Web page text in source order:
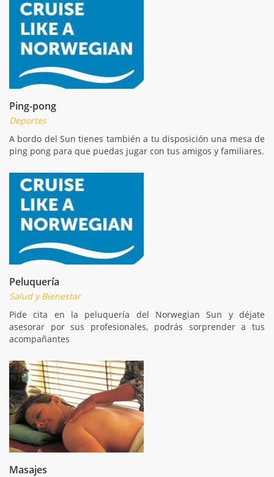
Ping-pong
Deportes
A bordo del Sun tienes también a tu disposición una mesa de
ping pong para que puedas jugar con tus amigos y familiares.
Peluquería
Salud y Bienestar
Pide cita en la peluquería del Norwegian Sun y déjate
asesorar por sus profesionales, podrás sorprender a tus
acompañantes
Masajes